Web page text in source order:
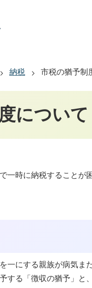
納税 市税の猶予制
について
一時に納税することが
一にする親族が病気ま
する「徴収の猶予」と